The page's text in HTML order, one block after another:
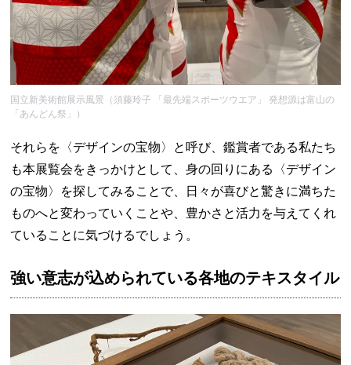
国立新美術館展示風景（須藤玲子 「最先端スポーツウエア」 発想源は富山の
「あんどん祭」）
それらを〈デザインの宝物〉と呼び、鑑賞者である私たち
も本展覧会をきっかけとして、身の回りにある〈デザイン
の宝物〉を探してみることで、日々が喜びと驚きに満ちた
ものへと変わっていくことや、豊かさと活力を与えてくれ
ていることに気づけるでしょう。
強い意志が込められている各地のテキスタイル